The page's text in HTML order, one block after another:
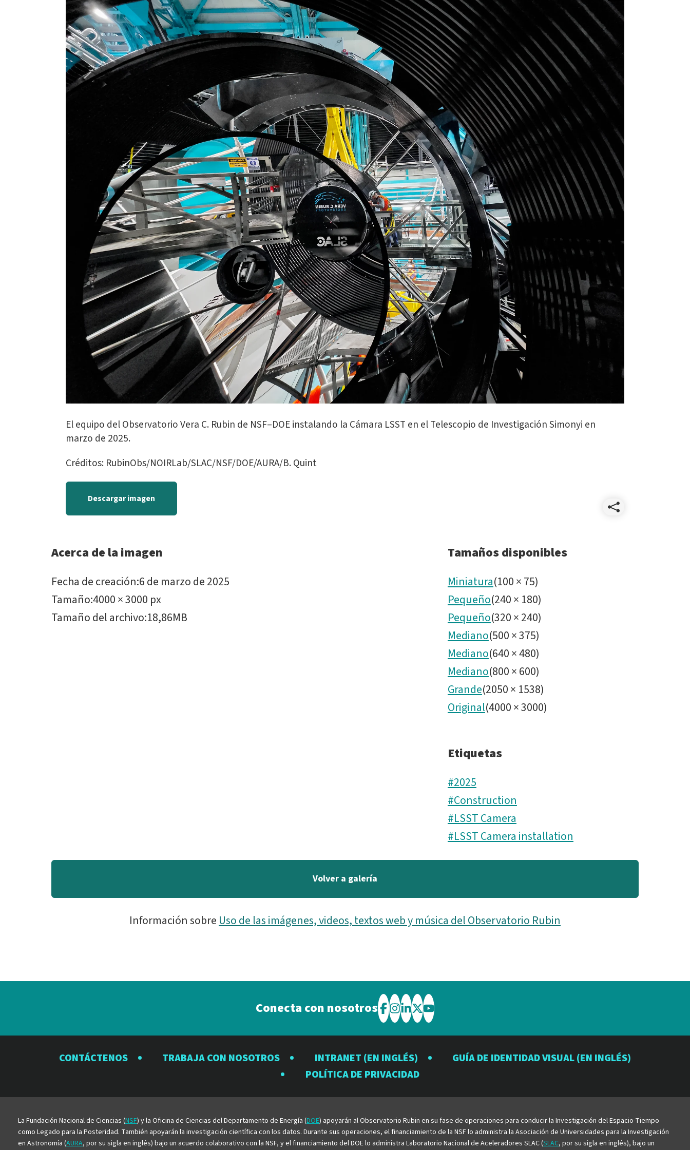
El equipo del Observatorio Vera C. Rubin de NSF–DOE instalando la Cámara LSST en el Telescopio de Investigación Simonyi en
marzo de 2025.
Créditos: RubinObs/NOIRLab/SLAC/NSF/DOE/AURA/B. Quint
Descargar imagen
Acerca de la imagen
Fecha de creación:6 de marzo de 2025
Tamaño:4000 × 3000 px
Tamaño del archivo:18,86MB
Tamaños disponibles
Miniatura(100×75)
Pequeño(240× 180)
Pequeño(320×240)
Mediano(500×375)
Mediano(640×480)
Mediano(800×600)
Grande(2050× 1538)
Original(4000×3000)
Etiquetas
#2025
#Construction
#LSST Camera
#LSST Camera installation
Volver a galería
Información sobreUso de las imágenes, videos, textos web y música del Observatorio Rubin
Conecta con nosotros Visite
el
Observatorio
Rubin
Visite
el
Observatorio
Rubin
Visite
el
Observatorio
Rubin
Visite
el
Observatorio
Rubin
Visite
el
Observatorio
CONTÁCTENOS TRABAJA CON NOSOTROS INTRANET (EN INGLÉS)
GUÍA DE IDENTIDAD VISUAL (EN INGLÉS)
POLÍTICA DE PRIVACIDAD
La Fundación Nacional de Ciencias (NSF) y la Oficina de Ciencias del Departamento de Energía (DOE) apoyarán al Observatorio Rubin en su fase de operaciones para conducir la Investigación del Espacio-Tiempo
como Legado para la Posteridad. También apoyarán la investigación científica con los datos. Durante sus operaciones, el financiamiento de la NSF lo administra la Asociación de Universidades para la Investigación
en Astronomía (AURA, por su sigla en inglés) bajo un acuerdo colaborativo con la NSF, y el financiamiento del DOE lo administra Laboratorio Nacional de Aceleradores SLAC (SLAC, por su sigla en inglés), bajo un